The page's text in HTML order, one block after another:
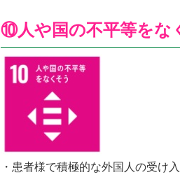
⑩人や国の不平等をな
・患者様で積極的な外国人の受け